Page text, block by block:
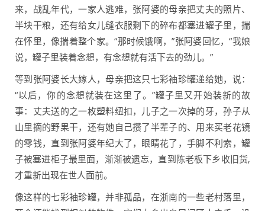
来，战乱年代，一家人逃难，张阿婆的母亲把丈夫的照片、
半块干粮，还有给女儿缝衣服剩下的碎布都塞进罐子里，揣
在怀里，像揣着整个家。“那时候饿啊，”张阿婆回忆，“我娘
说，罐子里装着念想，有念想就有活下去的劲儿。”
等到张阿婆长大嫁人，母亲把这只七彩袖珍罐递给她，说：
“以后，你的念想就装在这里了。”罐子里又开始装新的故
事：丈夫送的之一枚塑料纽扣，儿子之一次掉的牙，孙子从
山里摘的野果干，还有她自己攒了半辈子的、用来买老花镜
的零钱，直到张阿婆年纪大了，眼睛花了，手脚不利索，罐
子被塞进柜子最里面，渐渐被遗忘，直到陈老板下乡收旧货,
才重新出现在世人面前。
像这样的七彩袖珍罐，并非孤品，在浙南的一些老村落里，